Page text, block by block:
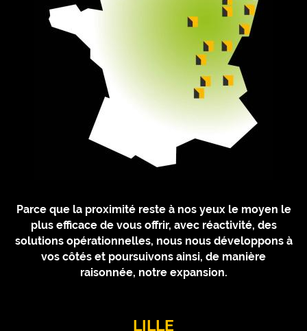
Parce que la proximité reste à nos yeux le moyen le
plus efficace de vous offrir, avec réactivité, des
solutions opérationnelles, nous nous développons à
vos côtés et poursuivons ainsi, de manière
raisonnée, notre expansion.
LILLE